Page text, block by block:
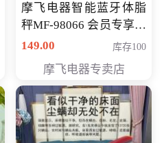
摩飞电器智能蓝牙体脂
秤MF-98066 会员专享价
98元
149.00 库存100
摩飞电器专卖店